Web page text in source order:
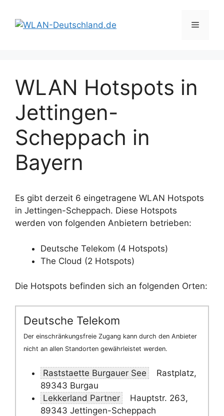
Inhalt
springen
Menü
WLAN Hotspots in
Jettingen-
Scheppach in
Bayern
Es gibt derzeit 6 eingetragene WLAN Hotspots
in Jettingen-Scheppach. Diese Hotspots
werden von folgenden Anbietern betrieben:
Deutsche Telekom (4 Hotspots)
The Cloud (2 Hotspots)
Die Hotspots befinden sich an folgenden Orten:
Deutsche Telekom
Der einschränkungsfreie Zugang kann durch den Anbieter
nicht an allen Standorten gewährleistet werden.
Raststaette Burgauer See
Rastplatz,
89343 Burgau
Lekkerland Partner
Hauptstr. 263,
89343 Jettingen-Scheppach